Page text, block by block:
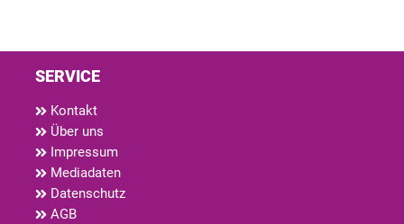
SERVICE
Kontakt
Über uns
Impressum
Mediadaten
Datenschutz
AGB